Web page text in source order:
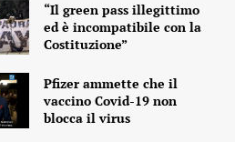
“Il green pass illegittimo
ed è incompatibile con la
Costituzione”
Pfizer ammette che il
vaccino Covid-19 non
blocca il virus